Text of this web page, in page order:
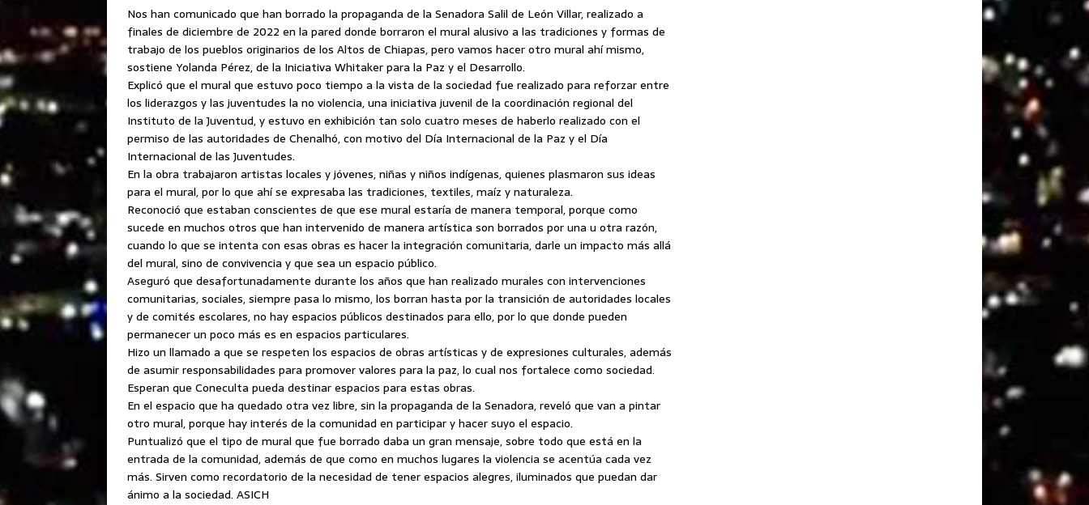
Nos han comunicado que han borrado la propaganda de la Senadora Salil de León Villar, realizado a
finales de diciembre de 2022 en la pared donde borraron el mural alusivo a las tradiciones y formas de
trabajo de los pueblos originarios de los Altos de Chiapas, pero vamos hacer otro mural ahí mismo,
sostiene Yolanda Pérez, de la Iniciativa Whitaker para la Paz y el Desarrollo.
Explicó que el mural que estuvo poco tiempo a la vista de la sociedad fue realizado para reforzar entre
los liderazgos y las juventudes la no violencia, una iniciativa juvenil de la coordinación regional del
Instituto de la Juventud, y estuvo en exhibición tan solo cuatro meses de haberlo realizado con el
permiso de las autoridades de Chenalhó, con motivo del Día Internacional de la Paz y el Día
Internacional de las Juventudes.
En la obra trabajaron artistas locales y jóvenes, niñas y niños indígenas, quienes plasmaron sus ideas
para el mural, por lo que ahí se expresaba las tradiciones, textiles, maíz y naturaleza.
Reconoció que estaban conscientes de que ese mural estaría de manera temporal, porque como
sucede en muchos otros que han intervenido de manera artística son borrados por una u otra razón,
cuando lo que se intenta con esas obras es hacer la integración comunitaria, darle un impacto más allá
del mural, sino de convivencia y que sea un espacio público.
Aseguró que desafortunadamente durante los años que han realizado murales con intervenciones
comunitarias, sociales, siempre pasa lo mismo, los borran hasta por la transición de autoridades locales
y de comités escolares, no hay espacios públicos destinados para ello, por lo que donde pueden
permanecer un poco más es en espacios particulares.
Hizo un llamado a que se respeten los espacios de obras artísticas y de expresiones culturales, además
de asumir responsabilidades para promover valores para la paz, lo cual nos fortalece como sociedad.
Esperan que Coneculta pueda destinar espacios para estas obras.
En el espacio que ha quedado otra vez libre, sin la propaganda de la Senadora, reveló que van a pintar
otro mural, porque hay interés de la comunidad en participar y hacer suyo el espacio.
Puntualizó que el tipo de mural que fue borrado daba un gran mensaje, sobre todo que está en la
entrada de la comunidad, además de que como en muchos lugares la violencia se acentúa cada vez
más. Sirven como recordatorio de la necesidad de tener espacios alegres, iluminados que puedan dar
ánimo a la sociedad. ASICH